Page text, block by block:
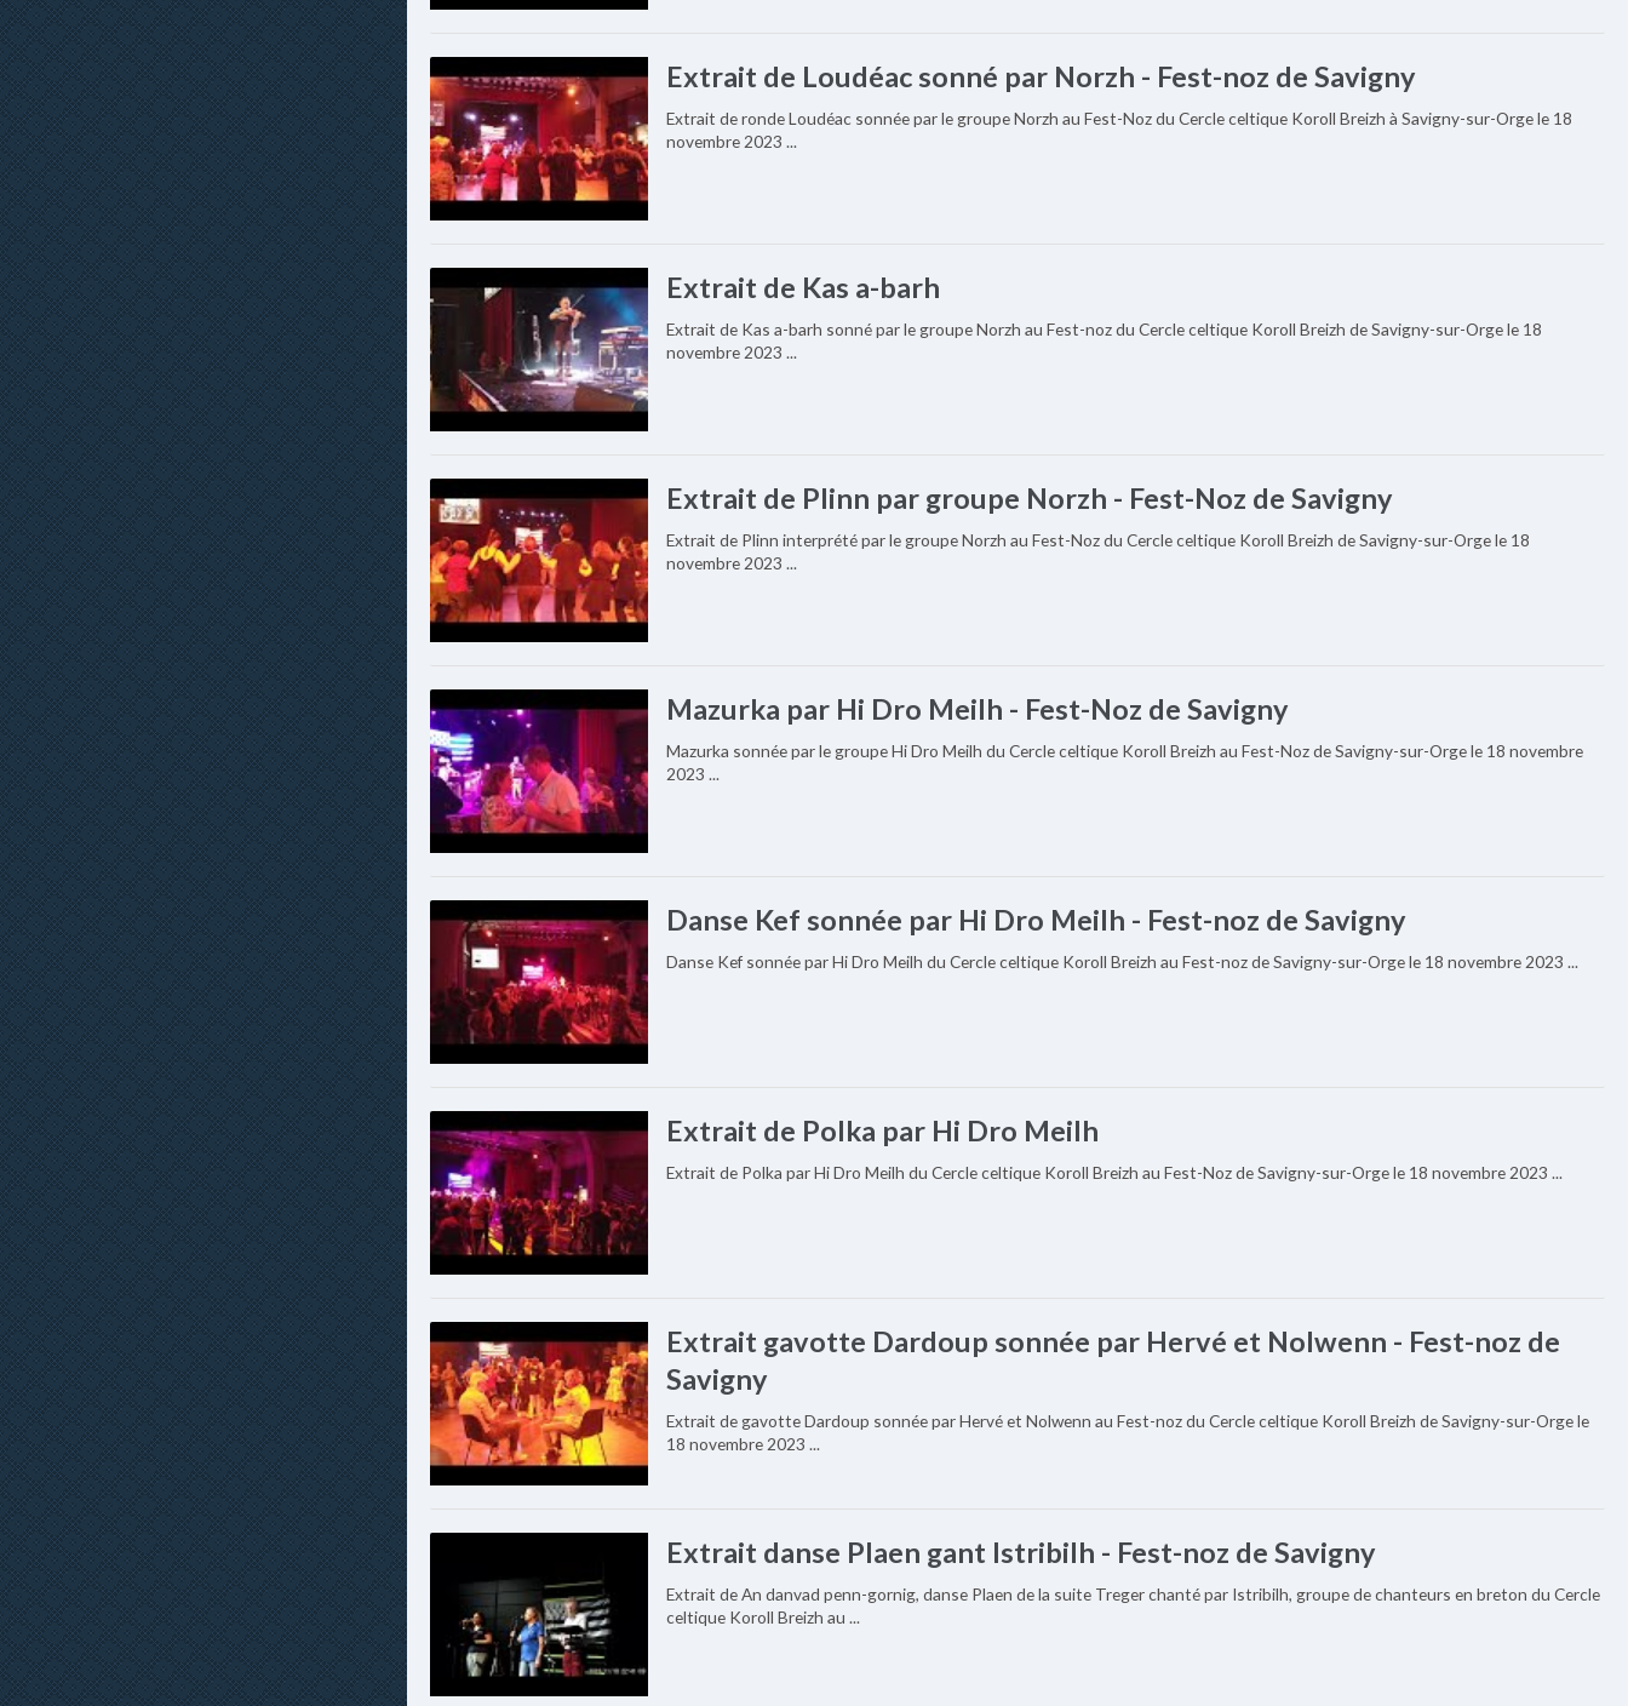
Extrait de Loudéac sonné par Norzh - Fest-noz de Savigny
Extrait de ronde Loudéac sonnée par le groupe Norzh au Fest-Noz du Cercle celtique Koroll Breizh à Savigny-sur-Orge le 18
novembre 2023 ...
Extrait de Kas a-barh
Extrait de Kas a-barh sonné par le groupe Norzh au Fest-noz du Cercle celtique Koroll Breizh de Savigny-sur-Orge le 18
novembre 2023 ...
Extrait de Plinn par groupe Norzh - Fest-Noz de Savigny
Extrait de Plinn interprété par le groupe Norzh au Fest-Noz du Cercle celtique Koroll Breizh de Savigny-sur-Orge le 18
novembre 2023 ...
Mazurka par Hi Dro Meilh - Fest-Noz de Savigny
Mazurka sonnée par le groupe Hi Dro Meilh du Cercle celtique Koroll Breizh au Fest-Noz de Savigny-sur-Orge le 18 novembre
2023 ...
Danse Kef sonnée par Hi Dro Meilh - Fest-noz de Savigny
Danse Kef sonnée par Hi Dro Meilh du Cercle celtique Koroll Breizh au Fest-noz de Savigny-sur-Orge le 18 novembre 2023 ...
Extrait de Polka par Hi Dro Meilh
Extrait de Polka par Hi Dro Meilh du Cercle celtique Koroll Breizh au Fest-Noz de Savigny-sur-Orge le 18 novembre 2023 ...
Extrait gavotte Dardoup sonnée par Hervé et Nolwenn - Fest-noz de
Savigny
Extrait de gavotte Dardoup sonnée par Hervé et Nolwenn au Fest-noz du Cercle celtique Koroll Breizh de Savigny-sur-Orge le
18 novembre 2023 ...
Extrait danse Plaen gant Istribilh - Fest-noz de Savigny
Extrait de An danvad penn-gornig, danse Plaen de la suite Treger chanté par Istribilh, groupe de chanteurs en breton du Cercle
celtique Koroll Breizh au ...